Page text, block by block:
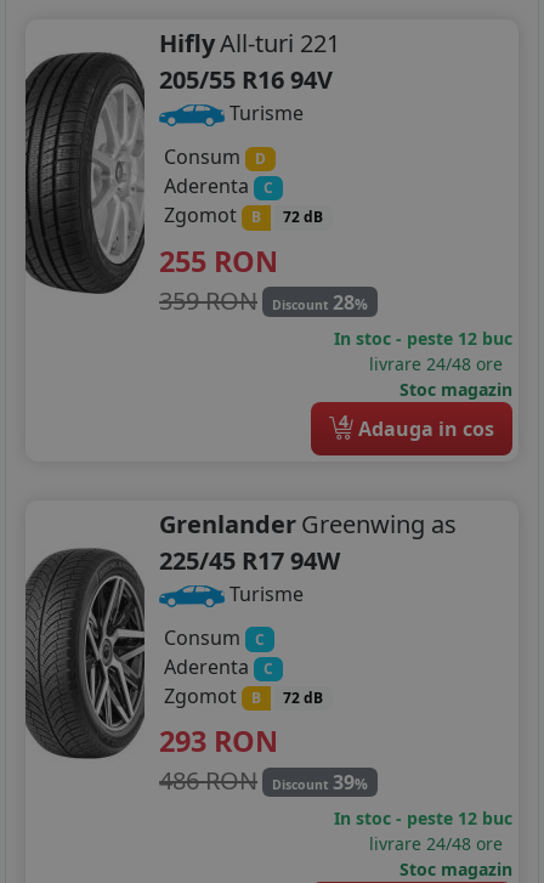
HiflyAll-turi 221
205/55 R16 94V
Turisme
Consum
D
Aderenta C
Zgomot B 72 dB
255 RON
359 RON Discount 28%
In stoc - peste 12 buc
livrare 24/48 ore
Stoc magazin
4 Adauga in cos
GrenlanderGreenwing as
225/45 R17 94W
Turisme
Consum
C
Aderenta C
Zgomot B 72 dB
293 RON
486 RON Discount 39%
In stoc - peste 12 buc
livrare 24/48 ore
Stoc magazin